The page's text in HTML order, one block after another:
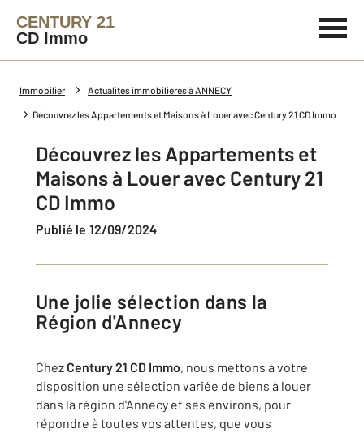
CENTURY 21
CD Immo
Immobilier Actualités immobilières à ANNECY
Découvrez les Appartements et Maisons à Louer avec Century 21 CD Immo
Découvrez les Appartements et
Maisons à Louer avec Century 21
CD Immo
Publié le 12/09/2024
Une jolie sélection dans la
Région d'Annecy
ChezCentury 21 CD Immo, nous mettons à votre
disposition une sélection variée de biens à louer
dans la région d'Annecy et ses environs, pour
répondre à toutes vos attentes, que vous